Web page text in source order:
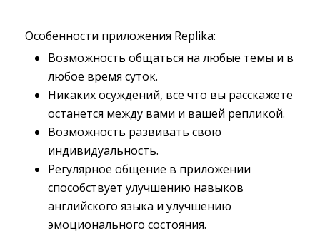
Особенности приложения Replika:
Возможность общаться на любые темы и в
любое время суток.
Никаких осуждений, всё что вы расскажете
останется между вами и вашей репликой.
Возможность развивать свою
индивидуальность.
Регулярное общение в приложении
способствует улучшению навыков
английского языка и улучшению
эмоционального состояния.